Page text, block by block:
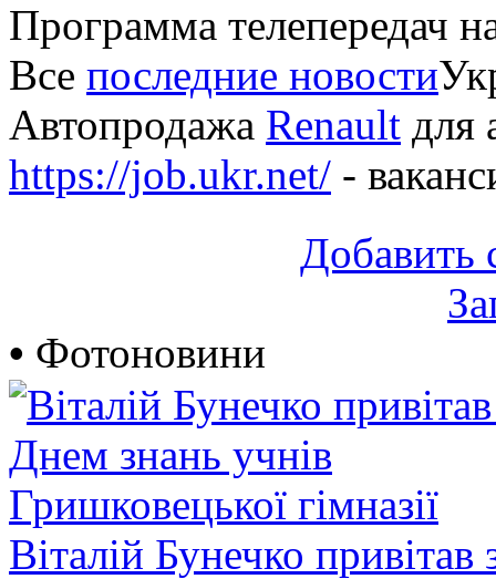
Программа телепередач
Все последние новости
Автопродажа Renault для
https://job.ukr.net/ -
Добавить
• Фотоновини
Віталій Бунечко